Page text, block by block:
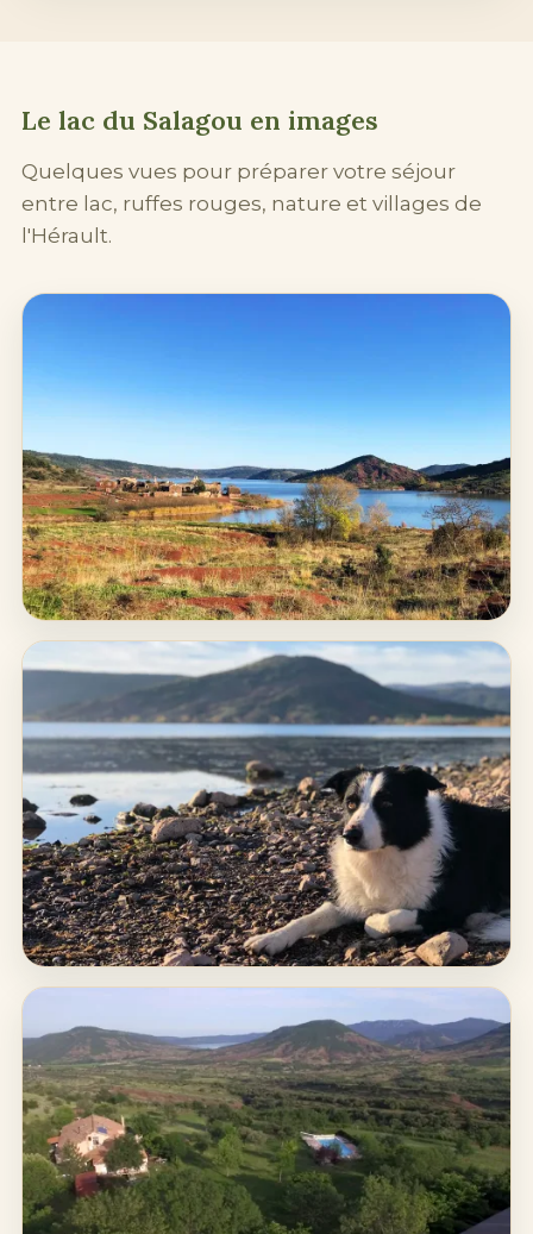
Le lac du Salagou en images
Quelques vues pour préparer votre séjour
entre lac, ruffes rouges, nature et villages de
l'Hérault.